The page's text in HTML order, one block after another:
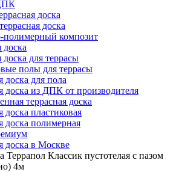
доска
доска
полимерный композит
для террасы
полы для террасы
доска для пола
доска из ДПК от производителя
террасная доска
доска пластиковая
доска полимерная
доска в Москве
Террапол Классик пустотелая с пазом
4м